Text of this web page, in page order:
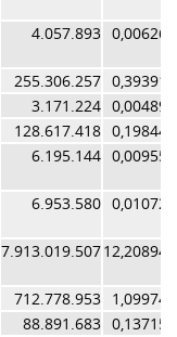
4.057.893 0,006261
255.306.257 0,393910
3.171.224 0,004893
128.617.418 0,198443
6.195.144 0,009558
6.953.580 0,010729
7.913.019.50712,208940
712.778.953 1,099741
88.891.683 0,137150